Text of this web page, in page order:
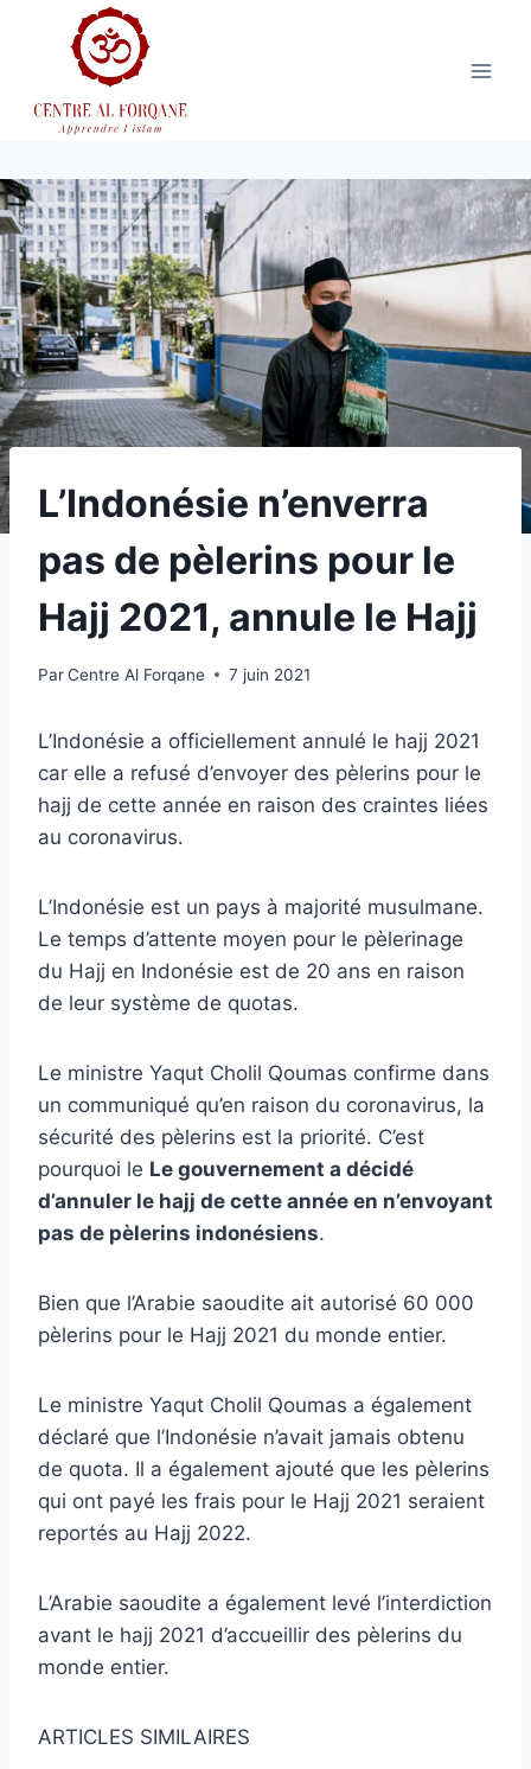
L’Indonésie n’enverra
pas de pèlerins pour le
Hajj 2021, annule le Hajj
ParCentre Al Forqane 7 juin 2021
L’Indonésie a officiellement annulé le hajj 2021
car elle a refusé d’envoyer des pèlerins pour le
hajj de cette année en raison des craintes liées
au coronavirus.
L’Indonésie est un pays à majorité musulmane.
Le temps d’attente moyen pour le pèlerinage
du Hajj en Indonésie est de 20 ans en raison
de leur système de quotas.
Le ministre Yaqut Cholil Qoumas confirme dans
un communiqué qu’en raison du coronavirus, la
sécurité des pèlerins est la priorité. C’est
pourquoi le Le gouvernement a décidé
d’annuler le hajj de cette année en n’envoyant
pas de pèlerins indonésiens.
Bien que l’Arabie saoudite ait autorisé 60 000
pèlerins pour le Hajj 2021 du monde entier.
Le ministre Yaqut Cholil Qoumas a également
déclaré que l’Indonésie n’avait jamais obtenu
de quota. Il a également ajouté que les pèlerins
qui ont payé les frais pour le Hajj 2021 seraient
reportés au Hajj 2022.
L’Arabie saoudite a également levé l’interdiction
avant le hajj 2021 d’accueillir des pèlerins du
monde entier.
ARTICLES SIMILAIRES